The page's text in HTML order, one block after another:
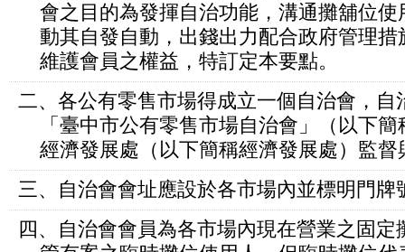
會之目的為發揮自治功能，溝通攤舖位使
動其自發自動，出錢出力配合政府管理措
維護會員之權益，特訂定本要點。
二、各公有零售市場得成立一個自治會，
「臺中市公有零售市場自治會」（以下簡
經濟發展處（以下簡稱經濟發展處）監督
三、自治會會址應設於各市場內並標明門牌
四、自治會會員為各市場內現在營業之固